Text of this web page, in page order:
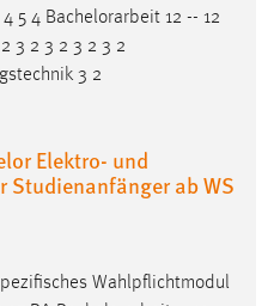
4 5 4 Bachelorarbeit 12 -- 12
3 2 3 2 3 2 3 2
3 2
Elektro- und
ab WS
Wahlpflichtmodul